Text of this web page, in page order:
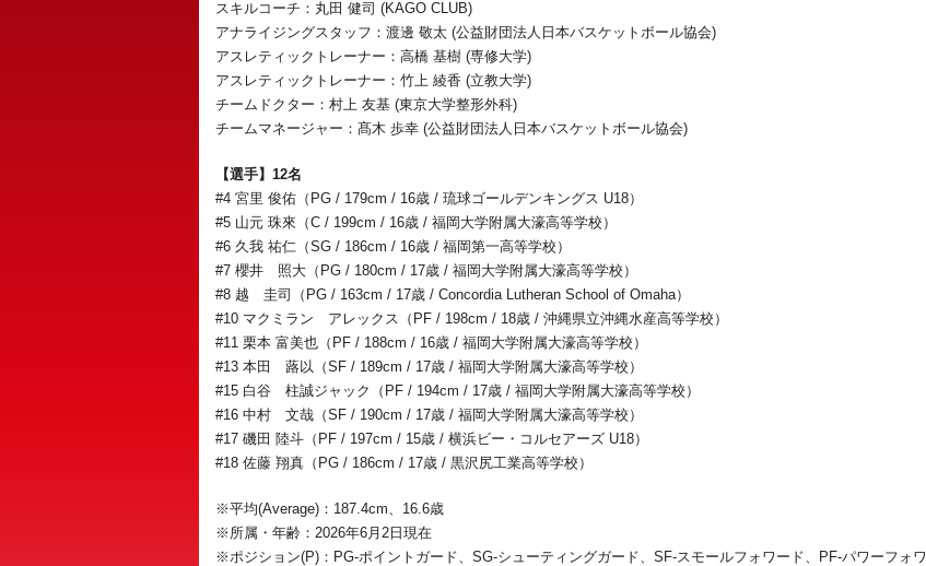
スキルコーチ：丸田 健司 (KAGO CLUB)
アナライジングスタッフ：渡邊 敬太 (公益財団法人日本バスケットボール協会)
アスレティックトレーナー：高橋 基樹 (専修大学)
アスレティックトレーナー：竹上 綾香 (立教大学)
チームドクター：村上 友基 (東京大学整形外科)
チームマネージャー：髙木 歩幸 (公益財団法人日本バスケットボール協会)
【選手】12名
#4 宮里 俊佑（PG / 179cm / 16歳 / 琉球ゴールデンキングス U18）
#5 山元 珠來（C / 199cm / 16歳 / 福岡大学附属大濠高等学校）
#6 久我 祐仁（SG / 186cm / 16歳 / 福岡第一高等学校）
#7 櫻井 照大（PG / 180cm / 17歳 / 福岡大学附属大濠高等学校）
#8 越 圭司（PG / 163cm / 17歳 / Concordia Lutheran School of Omaha）
#10 マクミラン アレックス（PF / 198cm / 18歳 / 沖縄県立沖縄水産高等学校）
#11 栗本 富美也（PF / 188cm / 16歳 / 福岡大学附属大濠高等学校）
#13 本田 蕗以（SF / 189cm / 17歳 / 福岡大学附属大濠高等学校）
#15 白谷 柱誠ジャック（PF / 194cm / 17歳 / 福岡大学附属大濠高等学校）
#16 中村 文哉（SF / 190cm / 17歳 / 福岡大学附属大濠高等学校）
#17 磯田 陸斗（PF / 197cm / 15歳 / 横浜ビー・コルセアーズ U18）
#18 佐藤 翔真（PG / 186cm / 17歳 / 黒沢尻工業高等学校）
※平均(Average)：187.4cm、16.6歳
※所属・年齢：2026年6月2日現在
※ポジション(P)：PG-ポイントガード、SG-シューティングガード、SF-スモールフォワード、PF-パワーフォワ